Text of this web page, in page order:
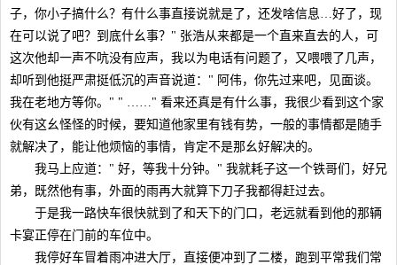
子，你小子搞什么？有什么事直接说就是了，还发啥信息…好了，现
在可以说了吧？到底什幺事？" 张浩从来都是一个直来直去的人，可
这次他却一声不吭没有应声，我以为电话有问题了，又喂喂了几声，
却听到他挺严肃挺低沉的声音说道：" 阿伟，你先过来吧，见面谈。
我在老地方等你。" " ……" 看来还真是有什么事，我很少看到这个家
伙有这幺怪怪的时候，要知道他家里有钱有势，一般的事情都是随手
就解决了，能让他烦恼的事情，肯定不是那幺好解决的。
我马上应道：" 好，等我十分钟。" 我就耗子这一个铁哥们，好兄
弟，既然他有事，外面的雨再大就算下刀子我都得赶过去。
于是我一路快车很快就到了和天下的门口，老远就看到他的那辆
卡宴正停在门前的车位中。
我停好车冒着雨冲进大厅，直接便冲到了二楼，跑到平常我们常